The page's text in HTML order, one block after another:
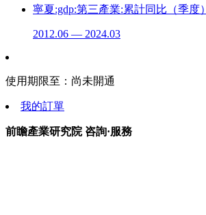
寧夏:gdp:第三產業:累計同比（季度）
2012.06 — 2024.03
使用期限至： 尚未開通
我的訂單
前瞻產業研究院 咨詢·服務